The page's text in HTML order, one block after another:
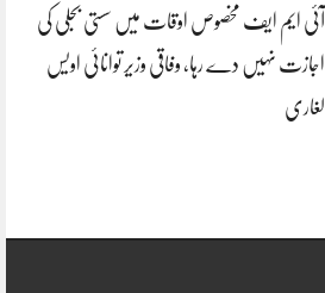
آئی ایم ایف مخصوص اوقات میں سستی بجلی کی
اجازت نہیں دے رہا، وفاقی وزیر توانائی اویس
لغاری